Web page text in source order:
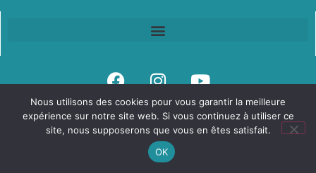
Mentions légales–Création site internet Geoffrey
Leduc
Nous utilisons des cookies pour vous garantir la meilleure
expérience sur notre site web. Si vous continuez à utiliser ce
site, nous supposerons que vous en êtes satisfait.
OK